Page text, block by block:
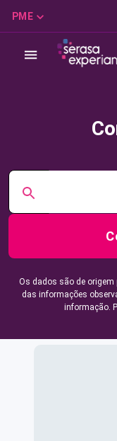
PME
Os dados são de
das informações
informação.